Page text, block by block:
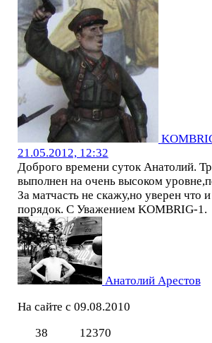
21.05.2012, 12:32
Доброго времени суток Анатолий.
выполнен на очень высоком
За матчасть не скажу,но уверен что
порядок. С Уважением KOMBRIG-1.
Анатолий Арестов
На сайте с 09.08.2010
38
12370